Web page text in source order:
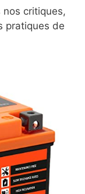
nos critiques,
pratiques de